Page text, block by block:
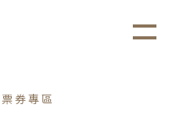
票券專區